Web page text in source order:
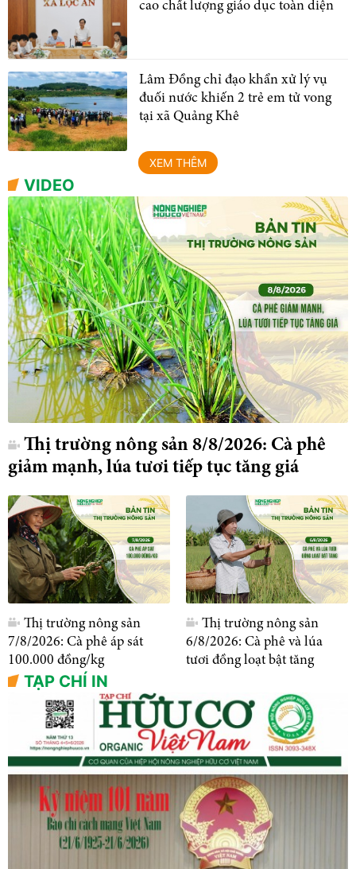
cao chất lượng giáo dục toàn diện
Lâm Đồng chỉ đạo khẩn xử lý vụ
đuối nước khiến 2 trẻ em tử vong
tại xã Quảng Khê
XEM THÊM
VIDEO
Thị trường nông sản 8/8/2026: Cà phê
giảm mạnh, lúa tươi tiếp tục tăng giá
Thị trường nông sản
7/8/2026: Cà phê áp sát
100.000 đồng/kg
Thị trường nông sản
6/8/2026: Cà phê và lúa
tươi đồng loạt bật tăng
TẠP CHÍ IN